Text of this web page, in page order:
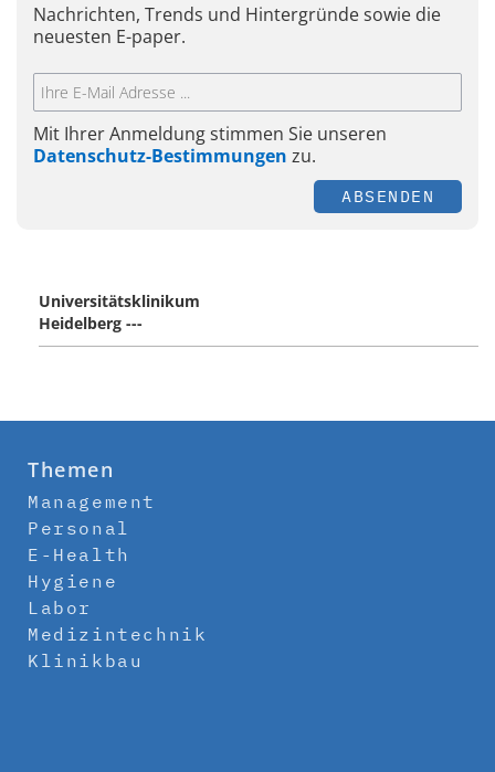
Nachrichten, Trends und Hintergründe sowie die
neuesten E-paper.
Mit Ihrer Anmeldung stimmen Sie unseren
Datenschutz-Bestimmungen zu.
ABSENDEN
Universitätsklinikum
Heidelberg ---
Themen
Management
Personal
E-Health
Hygiene
Labor
Medizintechnik
Klinikbau